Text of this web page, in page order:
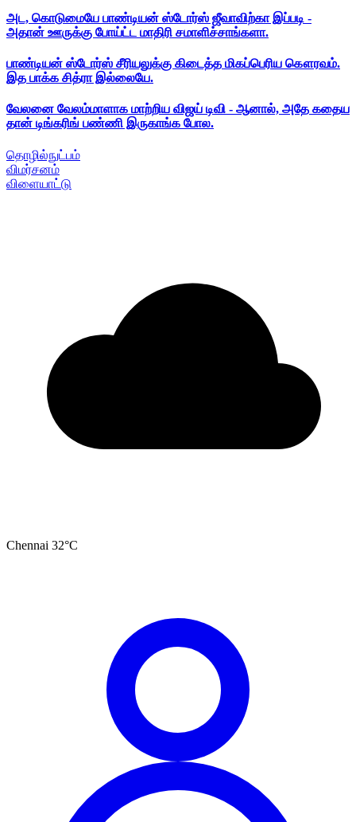
அட, கொடுமையே பாண்டியன் ஸ்டோர்ஸ் ஜீவாவிற்கா இப்படி -
அதான் ஊருக்கு போய்ட்ட மாதிரி சமாளிச்சாங்களா.
பாண்டியன் ஸ்டோர்ஸ் சீரியலுக்கு கிடைத்த மிகப்பெரிய கௌரவம்.
இத பாக்க சித்ரா இல்லையே.
வேலனை வேலம்மாளாக மாற்றிய விஜய் டிவி - ஆனால், அதே கதைய
தான் டிங்கரிங் பண்ணி இருகாங்க போல.
தொழில்நுட்பம்
விமர்சனம்
விளையாட்டு
Chennai 32°C